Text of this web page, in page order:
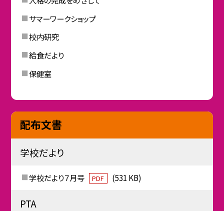
サマーワークショップ
校内研究
給食だより
保健室
配布文書
学校だより
学校だより７月号 PDF (531 KB)
PTA